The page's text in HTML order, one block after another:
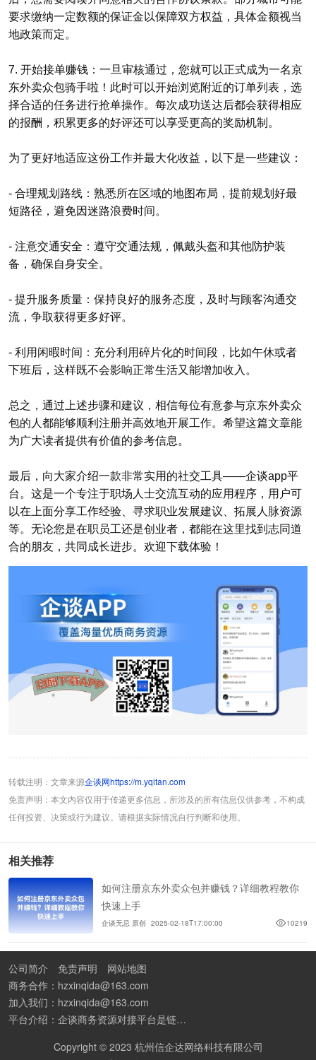
要求缴纳一定数额的保证金以保障双方权益，具体金额视当
地政策而定。
7. 开始接单赚钱：一旦审核通过，您就可以正式成为一名京
东外卖众包骑手啦！此时可以开始浏览附近的订单列表，选
择合适的任务进行抢单操作。每次成功送达后都会获得相应
的报酬，积累更多的好评还可以享受更高的奖励机制。
为了更好地适应这份工作并最大化收益，以下是一些建议：
- 合理规划路线：熟悉所在区域的地图布局，提前规划好最
短路径，避免因迷路浪费时间。
- 注意交通安全：遵守交通法规，佩戴头盔和其他防护装
备，确保自身安全。
- 提升服务质量：保持良好的服务态度，及时与顾客沟通交
流，争取获得更多好评。
- 利用闲暇时间：充分利用碎片化的时间段，比如午休或者
下班后，这样既不会影响正常生活又能增加收入。
总之，通过上述步骤和建议，相信每位有意参与京东外卖众
包的人都能够顺利注册并高效地开展工作。希望这篇文章能
为广大读者提供有价值的参考信息。
最后，向大家介绍一款非常实用的社交工具——企谈app平
台。这是一个专注于职场人士交流互动的应用程序，用户可
以在上面分享工作经验、寻求职业发展建议、拓展人脉资源
等。无论您是在职员工还是创业者，都能在这里找到志同道
合的朋友，共同成长进步。欢迎下载体验！
转载注明：文章来源企谈网https://m.yqitan.com
免责声明：本文内容仅用于传递更多信息，所涉及的所有信息仅供参考，不构成
任何投资、决策或行为建议。请根据实际情况自行判断和使用。
相关推荐
如何注册京东外卖众包并赚钱？详细教程教你
快速上手
企谈无忌 原创 2025-02-18T17:00:00 10219
公司简介 免责声明
网站地图
商务合作：hzxinqida@163.com
加入我们：hzxinqida@163.com
平台介绍：企谈商务资源对接平台是链接资源人脉与客户的平台,也是地推app接任务平台、地推拉新团队接单平台。平台汇聚100W+商务资源，地推拉新、APP推广、BD异业合作等业务可免费发布。同时全国的地推团队和个人都可在地推接单平台找到赚钱项目和分享交流地推问题。
Copyright © 2023 杭州信企达网络科技有限公司